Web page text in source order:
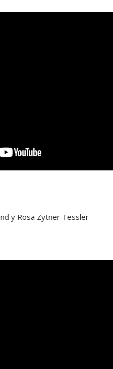
y Rosa Zytner Tessler